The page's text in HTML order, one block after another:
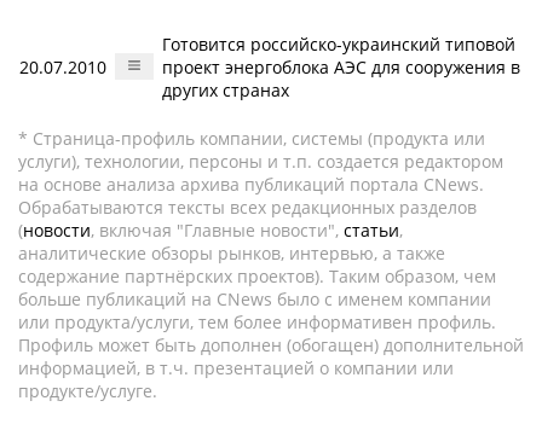
20.07.2010
Готовится российско-украинский типовой
проект энергоблока АЭС для сооружения в
других странах
* Страница-профиль компании, системы (продукта или
услуги), технологии, персоны и т.п. создается редактором
на основе анализа архива публикаций портала CNews.
Обрабатываются тексты всех редакционных разделов
(новости, включая "Главные новости", статьи,
аналитические обзоры рынков, интервью, а также
содержание партнёрских проектов). Таким образом, чем
больше публикаций на CNews было с именем компании
или продукта/услуги, тем более информативен профиль.
Профиль может быть дополнен (обогащен) дополнительной
информацией, в т.ч. презентацией о компании или
продукте/услуге.